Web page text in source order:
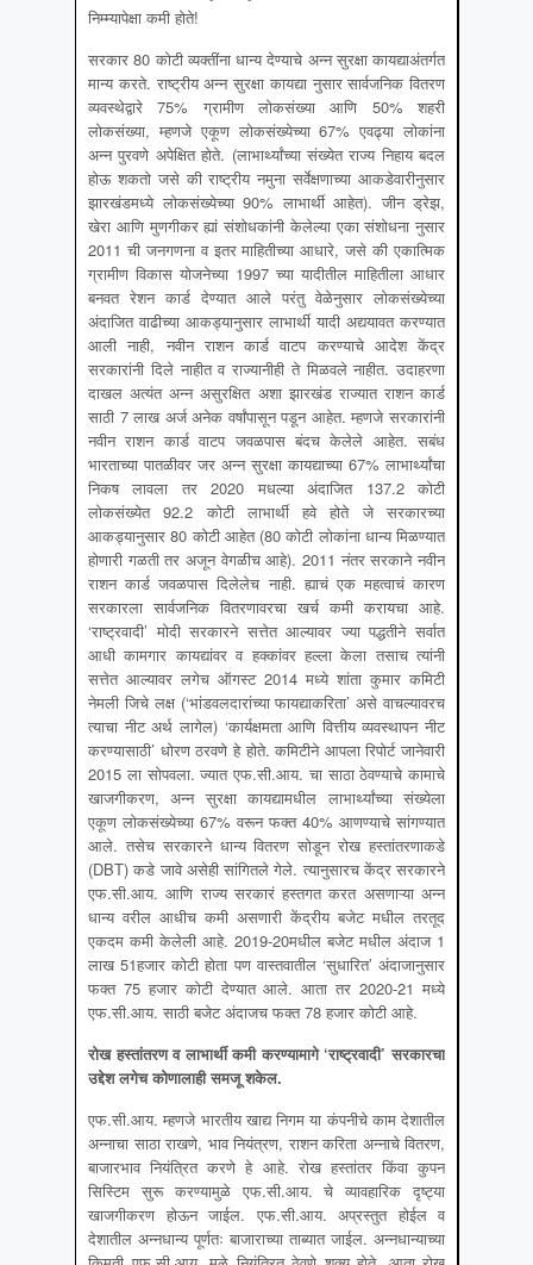
निम्म्यापेक्षा कमी होते!
सरकार 80 कोटी व्यक्तींना धान्य देण्याचे अन्न सुरक्षा कायद्याअंतर्गत
मान्य करते. राष्ट्रीय अन्न सुरक्षा कायद्या नुसार सार्वजनिक वितरण
व्यवस्थेद्वारे 75% ग्रामीण लोकसंख्या आणि 50% शहरी
लोकसंख्या, म्हणजे एकूण लोकसंख्येच्या 67% एवढ्या लोकांना
अन्न पुरवणे अपेक्षित होते. (लाभार्थ्यांच्या संख्येत राज्य निहाय बदल
होऊ शकतो जसे की राष्ट्रीय नमुना सर्वेक्षणाच्या आकडेवारीनुसार
झारखंडमध्ये लोकसंख्येच्या 90% लाभार्थी आहेत). जीन ड्रेझ,
खेरा आणि मुणगीकर ह्यां संशोधकांनी केलेल्या एका संशोधना नुसार
2011 ची जनगणना व इतर माहितीच्या आधारे, जसे की एकात्मिक
ग्रामीण विकास योजनेच्या 1997 च्या यादीतील माहितीला आधार
बनवत रेशन कार्ड देण्यात आले परंतु वेळेनुसार लोकसंख्येच्या
अंदाजित वाढीच्या आकड्यानुसार लाभार्थी यादी अद्ययावत करण्यात
आली नाही, नवीन राशन कार्ड वाटप करण्याचे आदेश केंद्र
सरकारांनी दिले नाहीत व राज्यानीही ते मिळवले नाहीत. उदाहरणा
दाखल अत्यंत अन्न असुरक्षित अशा झारखंड राज्यात राशन कार्ड
साठी 7 लाख अर्ज अनेक वर्षांपासून पडून आहेत. म्हणजे सरकारांनी
नवीन राशन कार्ड वाटप जवळपास बंदच केलेले आहेत. सबंध
भारताच्या पातळीवर जर अन्न सुरक्षा कायद्याच्या 67% लाभार्थ्यांचा
निकष लावला तर 2020 मधल्या अंदाजित 137.2 कोटी
लोकसंख्येत 92.2 कोटी लाभार्थी हवे होते जे सरकारच्या
आकड्यानुसार 80 कोटी आहेत (80 कोटी लोकांना धान्य मिळण्यात
होणारी गळती तर अजून वेगळीच आहे). 2011 नंतर सरकाने नवीन
राशन कार्ड जवळपास दिलेलेच नाही. ह्याचं एक महत्वाचं कारण
सरकारला सार्वजनिक वितरणावरचा खर्च कमी करायचा आहे.
‘राष्ट्रवादी’ मोदी सरकारने सत्तेत आल्यावर ज्या पद्धतीने सर्वात
आधी कामगार कायद्यांवर व हक्कांवर हल्ला केला तसाच त्यांनी
सत्तेत आल्यावर लगेच ऑगस्ट 2014 मध्ये शांता कुमार कमिटी
नेमली जिचे लक्ष (‘भांडवलदारांच्या फायद्याकरिता’ असे वाचल्यावरच
त्याचा नीट अर्थ लागेल) ‘कार्यक्षमता आणि वित्तीय व्यवस्थापन नीट
करण्यासाठी’ धोरण ठरवणे हे होते. कमिटीने आपला रिपोर्ट जानेवारी
2015 ला सोपवला. ज्यात एफ.सी.आय. चा साठा ठेवण्याचे कामाचे
खाजगीकरण, अन्न सुरक्षा कायद्यामधील लाभार्थ्यांच्या संख्येला
एकूण लोकसंख्येच्या 67% वरून फक्त 40% आणण्याचे सांगण्यात
आले. तसेच सरकारने धान्य वितरण सोडून रोख हस्तांतरणाकडे
(DBT) कडे जावे असेही सांगितले गेले. त्यानुसारच केंद्र सरकारने
एफ.सी.आय. आणि राज्य सरकारं हस्तगत करत असणाऱ्या अन्न
धान्य वरील आधीच कमी असणारी केंद्रीय बजेट मधील तरतूद
एकदम कमी केलेली आहे. 2019-20मधील बजेट मधील अंदाज 1
लाख 51हजार कोटी होता पण वास्तवातील ‘सुधारित’ अंदाजानुसार
फक्त 75 हजार कोटी देण्यात आले. आता तर 2020-21 मध्ये
एफ.सी.आय. साठी बजेट अंदाजच फक्त 78 हजार कोटी आहे.
रोख हस्तांतरण व लाभार्थी कमी करण्यामागे‘राष्ट्रवादी’ सरकारचा
उद्देश लगेच कोणालाही समजू शकेल.
एफ.सी.आय. म्हणजे भारतीय खाद्य निगम या कंपनीचे काम देशातील
अन्नाचा साठा राखणे, भाव नियंत्रण, राशन करिता अन्नाचे वितरण,
बाजारभाव नियंत्रित करणे हे आहे. रोख हस्तांतर किंवा कुपन
सिस्टिम सुरू करण्यामुळे एफ.सी.आय. चे व्यावहारिक दृष्ट्या
खाजगीकरण होऊन जाईल. एफ.सी.आय. अप्रस्तुत होईल व
देशातील अन्नधान्य पूर्णतः बाजाराच्या ताब्यात जाईल. अन्नधान्याच्या